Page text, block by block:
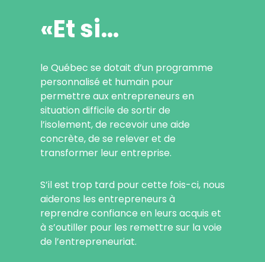
«Et si…
le Québec se dotait d’un programme
personnalisé et humain pour
permettre aux entrepreneurs en
situation difficile de sortir de
l’isolement, de recevoir une aide
concrète, de se relever et de
transformer leur entreprise.
S’il est trop tard pour cette fois-ci, nous
aiderons les entrepreneurs à
reprendre confiance en leurs acquis et
à s’outiller pour les remettre sur la voie
de l’entrepreneuriat.